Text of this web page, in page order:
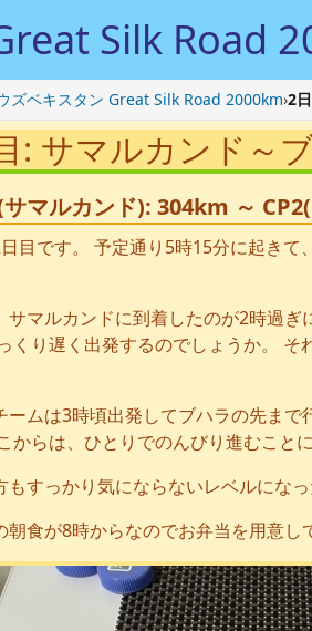
Silk Road
ズベキスタン Great Silk Road 2000km›2
: サマルカンド～
サマルカンド): 304km ～
目です。 予定通り5時15分に起き
サマルカンドに到着したのが2時過
くり遅く出発するのでしょうか。
ームは3時頃出発してブハラの先ま
からは、ひとりでのんびり進むことに
もすっかり気にならないレベルになっ
朝食が8時からなのでお弁当を用意し